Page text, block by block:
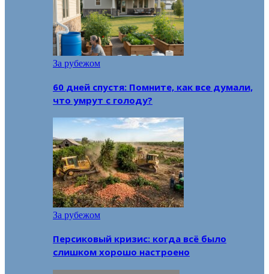
За рубежом
60 дней спустя: Помните, как все думали,
что умрут с голоду?
За рубежом
Персиковый кризис: когда всё было
слишком хорошо настроено